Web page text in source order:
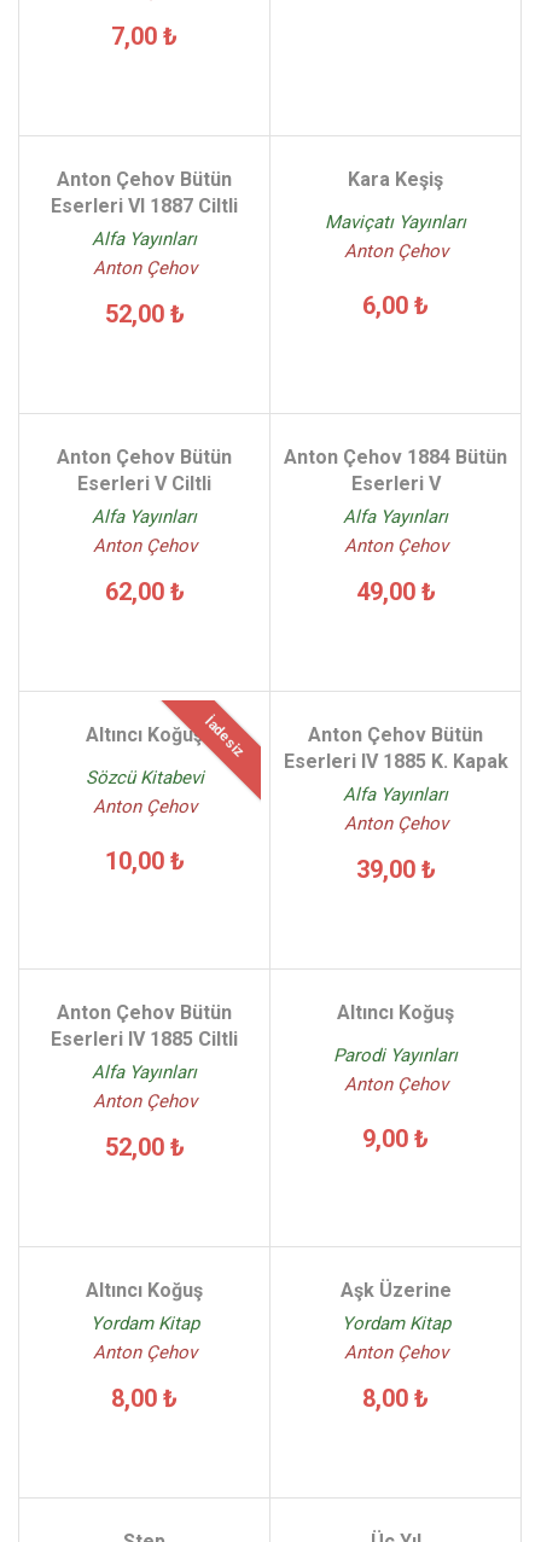
7,00 ₺
Anton Çehov Bütün
Eserleri VI 1887 Ciltli
Alfa Yayınları
Anton Çehov
52,00 ₺
Kara Keşiş
Maviçatı Yayınları
Anton Çehov
6,00 ₺
Anton Çehov Bütün
Eserleri V Ciltli
Alfa Yayınları
Anton Çehov
62,00 ₺
Anton Çehov 1884 Bütün
Eserleri V
Alfa Yayınları
Anton Çehov
49,00 ₺
İadesiz
Altıncı Koğuş
Sözcü Kitabevi
Anton Çehov
10,00 ₺
Anton Çehov Bütün
Eserleri IV 1885 K. Kapak
Alfa Yayınları
Anton Çehov
39,00 ₺
Anton Çehov Bütün
Eserleri IV 1885 Ciltli
Alfa Yayınları
Anton Çehov
52,00 ₺
Altıncı Koğuş
Parodi Yayınları
Anton Çehov
9,00 ₺
Altıncı Koğuş
Yordam Kitap
Anton Çehov
8,00 ₺
Aşk Üzerine
Yordam Kitap
Anton Çehov
8,00 ₺